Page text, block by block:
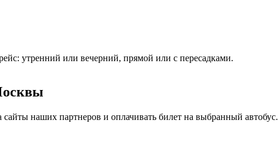
утренний или вечерний, прямой или с пересадками.
наших партнеров и оплачивать билет на выбранный автобус.